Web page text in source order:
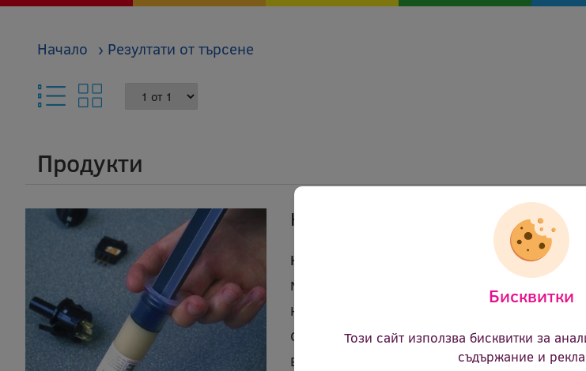
Начало › Резултати от търсене
Продукти
Контактна грес cg53a
Контактна грес cg53a, 1кг., кутия
Марка:
Код:
Съдържание: 1кг.
В наличност:
Доставка при заявка
Бисквитки
Този сайт използва бисквитки за
съдържание и